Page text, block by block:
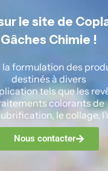
le site de
Gâches Chimie !
la formulation des
destinés à divers
tels que les
colorants de
le collage,
Nous contacter